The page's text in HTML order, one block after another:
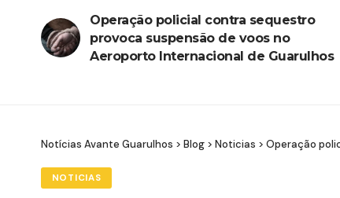
Operação policial contra sequestro
provoca suspensão de voos no
Aeroporto Internacional de Guarulhos
Notícias Avante Guarulhos > Blog > Noticias > Operação
NOTICIAS